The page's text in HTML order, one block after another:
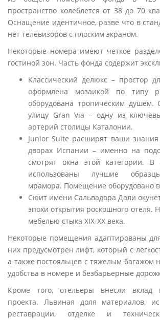
пространство колеблется от 38 до 70
Оснащение идентичное, разве что в
нет телевизоров с плоским экраном.
Некоторые номера имеют четкое
гостиной зон. Часть фонда содержит
Классический делюкс – простор
оформлена мозаикой по типу
оборудована тропическим душем.
улицу Gran Via – одну из
артерий столицы Каталонии.
Junior Suite расширят ваши
дворах Испании – именно на
смотрят окна этой категории. В
использованы лучшие
мрамора. Помещение оборудовано
Сюит имени Сальвадора Дали
эпохи открытия роскошного отеля.
мебелью стыка XIX-XX века.
Некоторые помещения адаптированы
них предусмотрен лифт, который с
а также постояльцев с тяжелым багажом
удобства в номере и безбарьерные
Кроме того, отельеры внесли вклад
проекта. Львиная доля материалов,
реставрации, отделке и